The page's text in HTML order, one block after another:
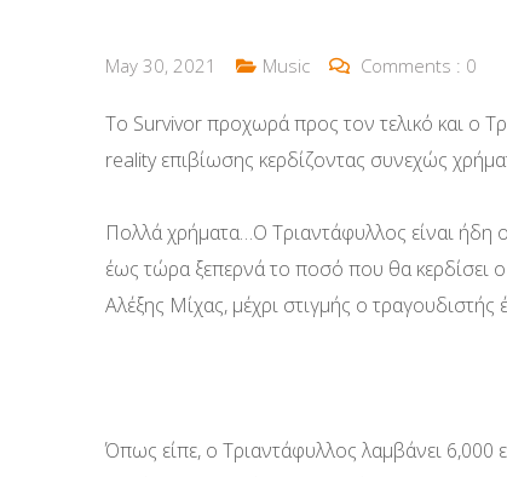
May 30, 2021 Music Comments : 0
Το Survivor προχωρά προς τον τελικό και ο
reality επιβίωσης κερδίζοντας συνεχώς
Πολλά χρήματα…Ο Τριαντάφυλλος είναι ήδη
έως τώρα ξεπερνά το ποσό που θα κερδίσει
Αλέξης Μίχας, μέχρι στιγμής ο
Όπως είπε, ο Τριαντάφυλλος λαμβάνει